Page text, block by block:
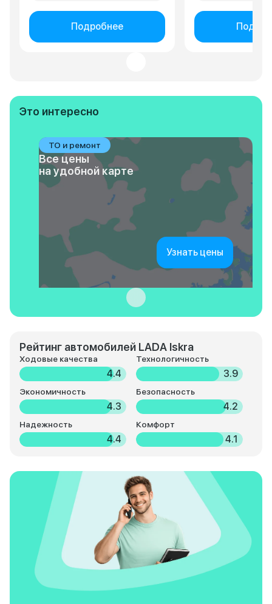
Подробнее
Это интересно
ТО и ремонт
Все цены
на удобной карте
Узнать цены
Рейтинг автомобилей LADA Iskra
Ходовые качества
4.4
Технологичность
3.9
Экономичность
4.3
Безопасность
4.2
Надежность
4.4
Комфорт
4.1